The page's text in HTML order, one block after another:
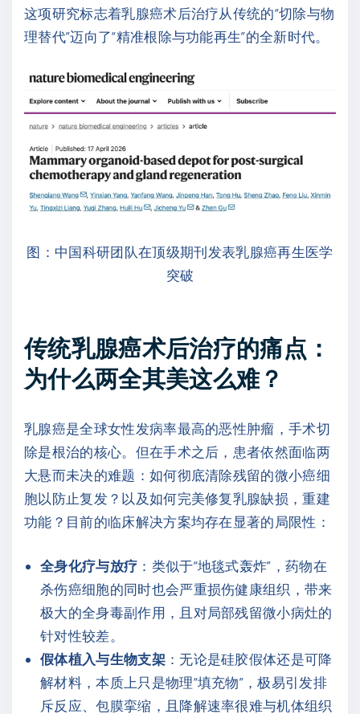
这项研究标志着乳腺癌术后治疗从传统的“切除与物
理替代”迈向了“精准根除与功能再生”的全新时代。
图：中国科研团队在顶级期刊发表乳腺癌再生医学
突破
传统乳腺癌术后治疗的痛点：
为什么两全其美这么难？
乳腺癌是全球女性发病率最高的恶性肿瘤，手术切
除是根治的核心。但在手术之后，患者依然面临两
大悬而未决的难题：如何彻底清除残留的微小癌细
胞以防止复发？以及如何完美修复乳腺缺损，重建
功能？目前的临床解决方案均存在显著的局限性：
全身化疗与放疗 ：类似于“地毯式轰炸”，药物在
杀伤癌细胞的同时也会严重损伤健康组织，带来
极大的全身毒副作用，且对局部残留微小病灶的
针对性较差。
假体植入与生物支架：无论是硅胶假体还是可降
解材料，本质上只是物理“填充物”，极易引发排
斥反应、包膜挛缩，且降解速率很难与机体组织